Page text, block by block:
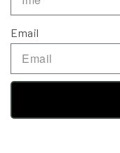
Email